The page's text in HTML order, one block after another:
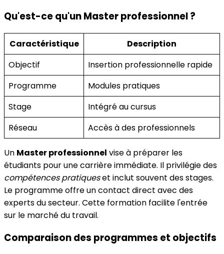
Qu'est-ce qu'un Master professionnel ?
Caractéristique
Description
Objectif
Insertion professionnelle rapide
Programme
Modules pratiques
Stage
Intégré au cursus
Réseau
Accès à des professionnels
Un Master professionnel vise à préparer les
étudiants pour une carrière immédiate. Il privilégie des
compétences pratiqueset inclut souvent des stages.
Le programme offre un contact direct avec des
experts du secteur. Cette formation facilite l'entrée
sur le marché du travail.
Comparaison des programmes et objectifs